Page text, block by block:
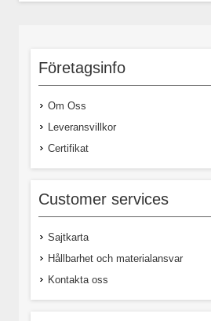
Företagsinfo
Om Oss
Leveransvillkor
Certifikat
Customer services
Sajtkarta
Hållbarhet och materialansvar
Kontakta oss